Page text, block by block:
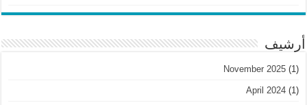
أرشيف
November 2025(1)
April 2024(1)